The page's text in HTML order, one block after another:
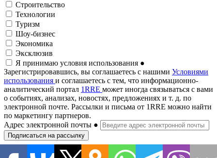
Строительство
Технологии
Туризм
Шоу-бизнес
Экономика
Эксклюзив
Я принимаю условия использования ●
Зарегистрировавшись, вы соглашаетесь с нашими Условиями
использования и соглашаетесь с тем, что информационно-
аналитический портал 1RRE может иногда связываться с вами
о событиях, анализах, новостях, предложениях и т. д. по
электронной почте. Рассылки и письма от 1RRE можно найти
по маркетингу партнеров.
Адрес электронной почты ●
Подписаться на рассылку